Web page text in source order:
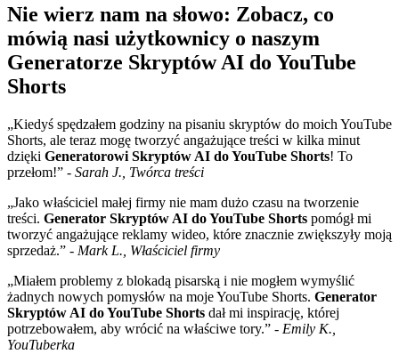
Nie wierz nam na słowo: Zobacz, co
mówią nasi użytkownicy o naszym
Generatorze Skryptów AI do YouTube
Shorts
„Kiedyś spędzałem godziny na pisaniu skryptów do moich YouTube
Shorts, ale teraz mogę tworzyć angażujące treści w kilka minut
dzięki Generatorowi Skryptów AI do YouTube Shorts! To
przełom!” - Sarah J., Twórca treści
„Jako właściciel małej firmy nie mam dużo czasu na tworzenie
treści. Generator Skryptów AI do YouTube Shorts pomógł mi
tworzyć angażujące reklamy wideo, które znacznie zwiększyły moją
sprzedaż.” - Mark L., Właściciel firmy
„Miałem problemy z blokadą pisarską i nie mogłem wymyślić
żadnych nowych pomysłów na moje YouTube Shorts. Generator
Skryptów AI do YouTube Shorts dał mi inspirację, której
potrzebowałem, aby wrócić na właściwe tory.” - Emily K.,
YouTuberka